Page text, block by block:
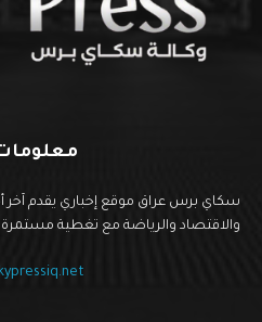
سكاي برس عراق موقع إخباري يقدم آخر
والاقتصاد والرياضة مع تغطية مستمرة